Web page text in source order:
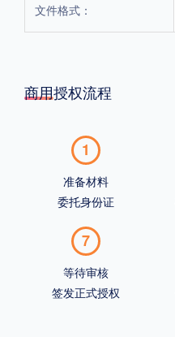
文件格式：
商用授权流程
1
准备材料
委托身份证
7
等待审核
签发正式授权